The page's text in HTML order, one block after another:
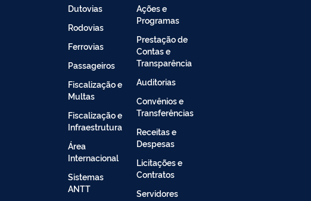
Dutovias
Rodovias
Ferrovias
Passageiros
Fiscalização e
Multas
Fiscalização e
Infraestrutura
Área
Internacional
Sistemas
ANTT
Ações e
Programas
Prestação de
Contas e
Transparência
Auditorias
Convênios e
Transferências
Receitas e
Despesas
Licitações e
Contratos
Servidores